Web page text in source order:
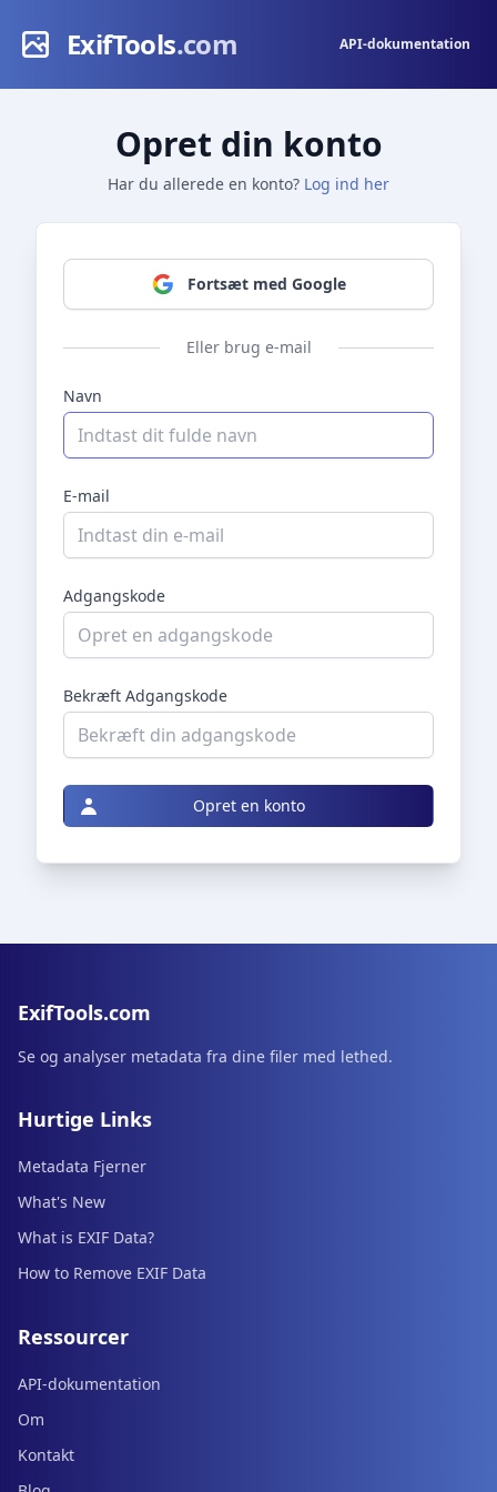
ExifTools.com API-dokumentation
Opret din konto
Har du allerede en konto? Log ind her
Fortsæt med Google
Eller brug e-mail
Navn
E-mail
Adgangskode
Bekræft Adgangskode
Opret en konto
ExifTools.com
Se og analyser metadata fra dine filer med lethed.
Hurtige Links
Metadata Fjerner
What's New
What is EXIF Data?
How to Remove EXIF Data
Ressourcer
API-dokumentation
Om
Kontakt